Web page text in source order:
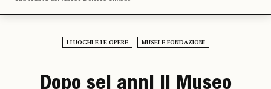
I LUOGHI E LE OPERE MUSEI E FONDAZIONI